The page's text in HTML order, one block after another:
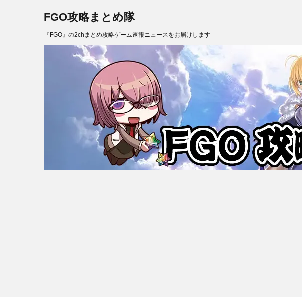
FGO攻略まとめ隊
『FGO』の2chまとめ攻略ゲーム速報ニュースをお届けします